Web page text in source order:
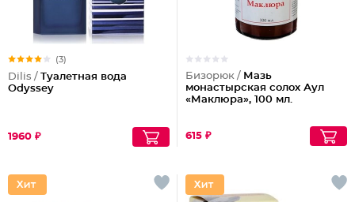
(3)
Dilis / Туалетная вода
Odyssey
1960 ₽
Бизорюк / Мазь
монастырская солох Аул
«Маклюра», 100 мл.
615 ₽